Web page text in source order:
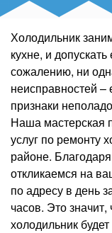
Холодильник
кухне, и
сожалению, ни
неисправностей
признаки
Наша мастерская
услуг по ремонту
районе.
откликаемся на
по адресу в день
часов. Это
холодильник